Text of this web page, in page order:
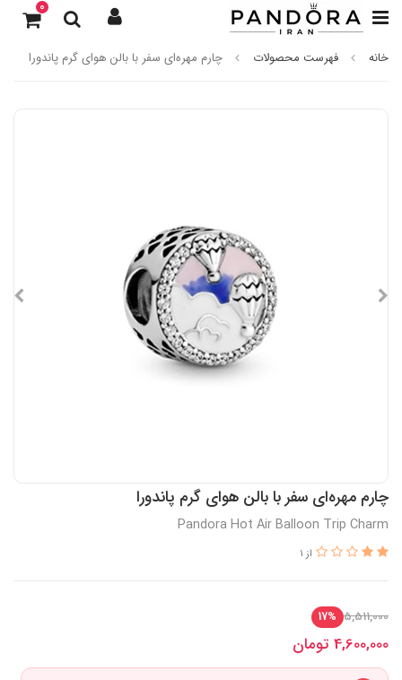
0
خانه فهرست محصولات چارم مهره‌ای سفر با بالن هوای گرم پاندورا
چارم مهره‌ای سفر با بالن هوای گرم پاندورا
Pandora Hot Air Balloon Trip Charm
از 1
5,511,000
17%
4,600,000 تومان